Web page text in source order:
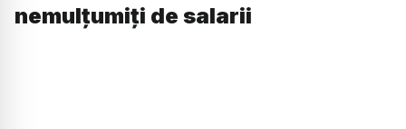
nemulțumiți de salarii